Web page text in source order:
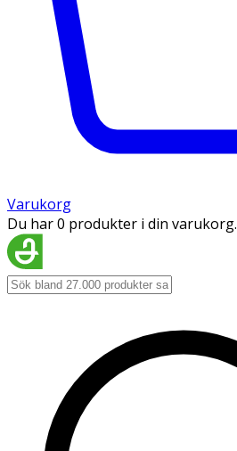
Varukorg
Du har 0 produkter i din varukorg.